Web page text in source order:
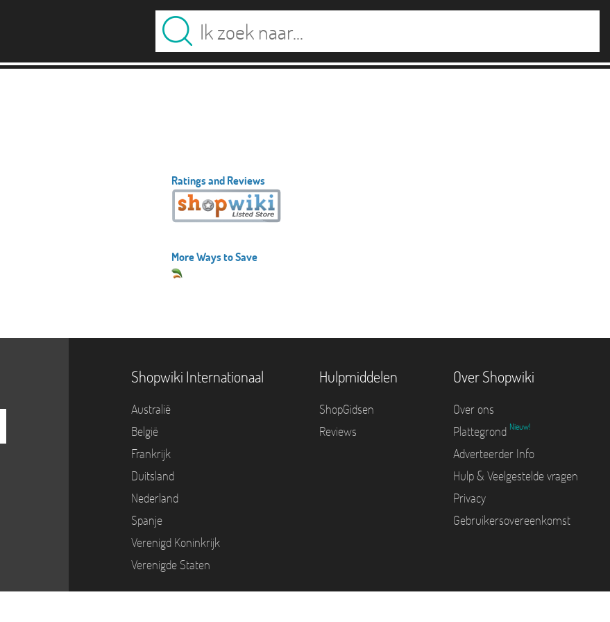
Ratings and Reviews
More Ways to Save
Shopwiki Internationaal
Australië
België
Frankrijk
Duitsland
Nederland
Spanje
Verenigd Koninkrijk
Verenigde Staten
Hulpmiddelen
ShopGidsen
Reviews
Over Shopwiki
Over ons
Plattegrond Nieuw!
Adverteerder Info
Hulp & Veelgestelde vragen
Privacy
Gebruikersovereenkomst